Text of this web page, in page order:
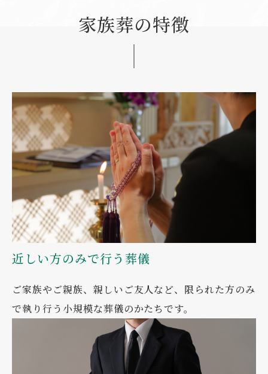
家族葬の特徴
近しい方のみで行う葬儀
ご家族やご親族、親しいご友人など、限られた方のみ
で執り行う小規模な葬儀のかたちです。